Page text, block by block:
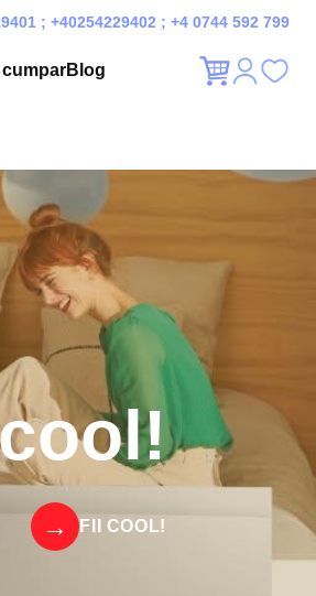
; +40254229402 ; +4 0744 592 799
Blog
FII COOL!